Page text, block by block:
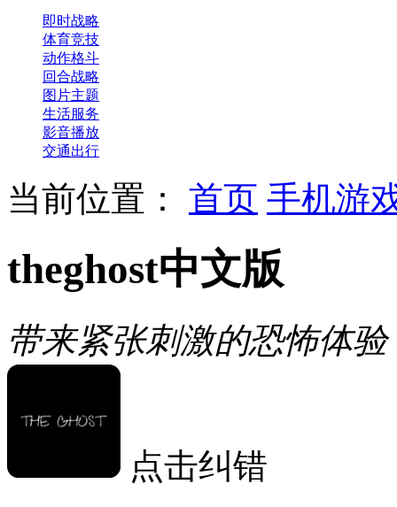
即时战略
体育竞技
动作格斗
回合战略
图片主题
生活服务
影音播放
交通出行
当前位置： 首页 手机游
theghost中文版
带来紧张刺激的恐怖体验
点击纠错